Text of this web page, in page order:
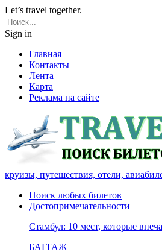
Let’s travel together.
Sign in
Главная
Контакты
Лента
Карта
Реклама на сайте
круизы, путешествия, отели,
Поиск любых билетов
Достопримечательности
Стамбул: 10 мест, которые
БАГГАЖ